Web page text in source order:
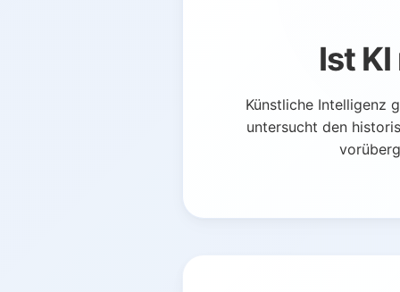
Ist
Künstliche Intelligenz
untersucht den